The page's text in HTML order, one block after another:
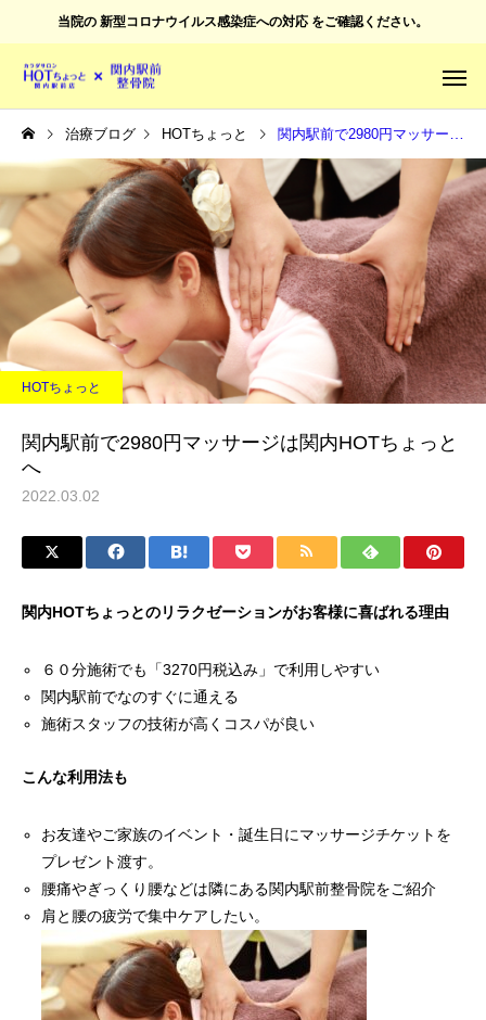
当院の 新型コロナウイルス感染症への対応 をご確認ください。
治療ブログ HOTちょっと 関内駅前で2980円マッサージは関内HOTちょっとへ
HOTちょっと
関内駅前で2980円マッサージは関内HOTちょっと
へ
2022.03.02
関内HOTちょっとのリラクゼーションがお客様に喜ばれる理由
６０分施術でも「3270円税込み」で利用しやすい
関内駅前でなのすぐに通える
施術スタッフの技術が高くコスパが良い
こんな利用法も
お友達やご家族のイベント・誕生日にマッサージチケットを
プレゼント渡す。
腰痛やぎっくり腰などは隣にある関内駅前整骨院をご紹介
肩と腰の疲労で集中ケアしたい。